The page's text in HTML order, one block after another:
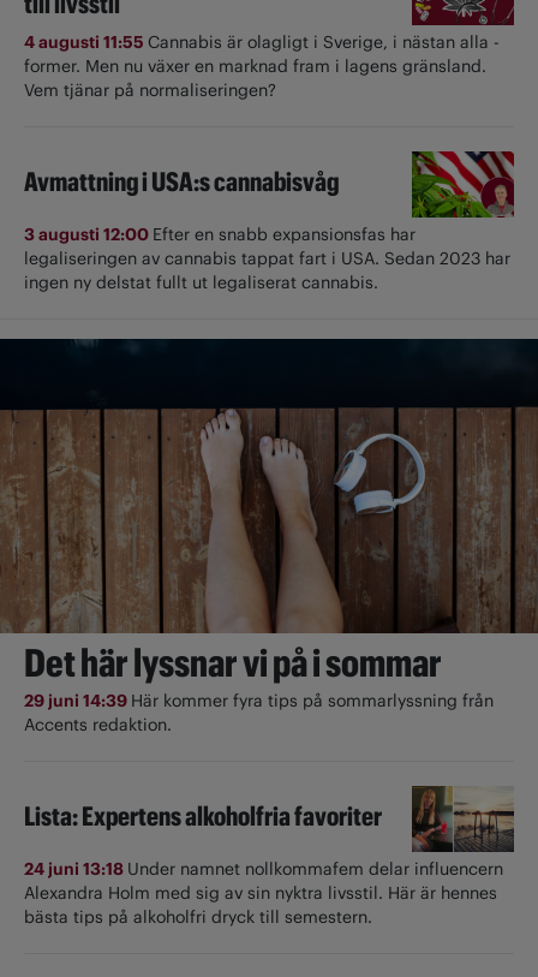
4 augusti 11:55 Cannabis är olagligt i ­Sverige, i nästan alla ­
former. Men nu växer en marknad fram i lagens gränsland.
Vem tjänar på normaliseringen?
Avmattning i USA:s cannabisvåg
3 augusti 12:00 Efter en snabb expansionsfas har
legaliseringen av cannabis tappat fart i USA. Sedan 2023 har
ingen ny delstat fullt ut ­legaliserat cannabis.
Det här lyssnar vi på i sommar
29 juni 14:39 Här kommer fyra tips på sommarlyssning från
Accents redaktion.
Lista: Expertens alkoholfria favoriter
24 juni 13:18 Under namnet nollkommafem delar influencern
Alexandra Holm med sig av sin nyktra livsstil. Här är hennes
bästa tips på alkoholfri dryck till semestern.